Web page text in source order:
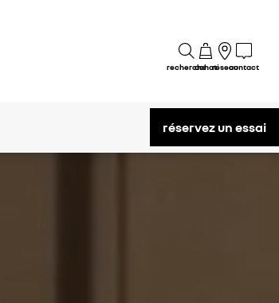
rechercheachatréseaucontact
réservez un essai